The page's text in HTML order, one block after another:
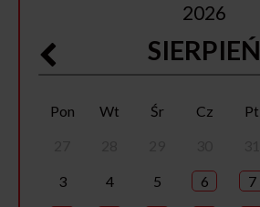
2026
SIERPIEŃ
Pon Wt Śr Cz Pt
3 4 5 6 7